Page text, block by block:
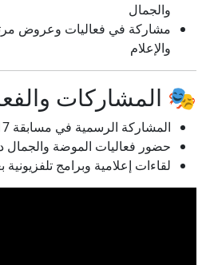
والجمال
مشاركة في فعاليات وعروض
والإعلام
🎭 المشاركات
المشاركة الرسمية في مسابقة Miss Egypt World 2017
حضور فعاليات الموضة والجمال
لقاءات إعلامية وبرامج تلفزيونية